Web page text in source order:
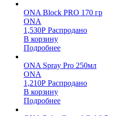
ONA Block PRO 170 гр
ONA
1,530Р Распродано
В корзину
Подробнее
ONA Spray Pro 250мл
ONA
1,210Р Распродано
В корзину
Подробнее